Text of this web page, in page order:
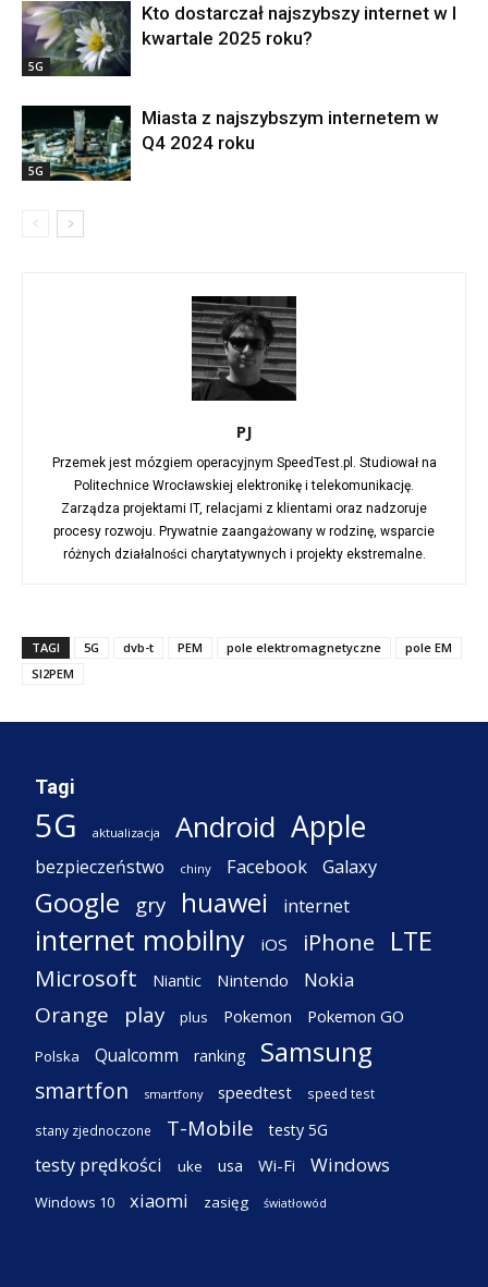
5G
Kto dostarczał najszybszy internet w I
kwartale 2025 roku?
5G
Miasta z najszybszym internetem w
Q4 2024 roku
PJ
Przemek jest mózgiem operacyjnym SpeedTest.pl. Studiował na
Politechnice Wrocławskiej elektronikę i telekomunikację.
Zarządza projektami IT, relacjami z klientami oraz nadzoruje
procesy rozwoju. Prywatnie zaangażowany w rodzinę, wsparcie
różnych działalności charytatywnych i projekty ekstremalne.
TAGI 5G dvb-t PEM pole elektromagnetyczne
pole EM
SI2PEM
Tagi
5G aktualizacja Android Apple
bezpieczeństwo chiny Facebook Galaxy
Google gry huawei internet
internet mobilny iOS iPhone LTE
Microsoft Niantic Nintendo Nokia
Orange play plus Pokemon Pokemon GO
Polska Qualcomm ranking Samsung
smartfon smartfony speedtest speed test
stany zjednoczone T-Mobile testy 5G
testy prędkości uke usa Wi-Fi Windows
Windows 10 xiaomi zasięg światłowód